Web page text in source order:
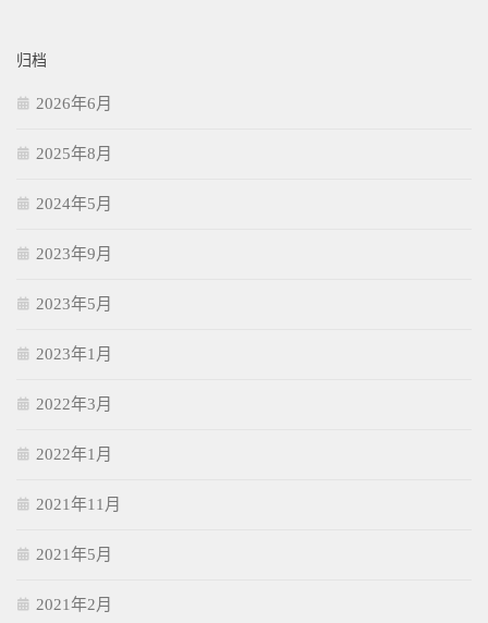
归档
2026年6月
2025年8月
2024年5月
2023年9月
2023年5月
2023年1月
2022年3月
2022年1月
2021年11月
2021年5月
2021年2月